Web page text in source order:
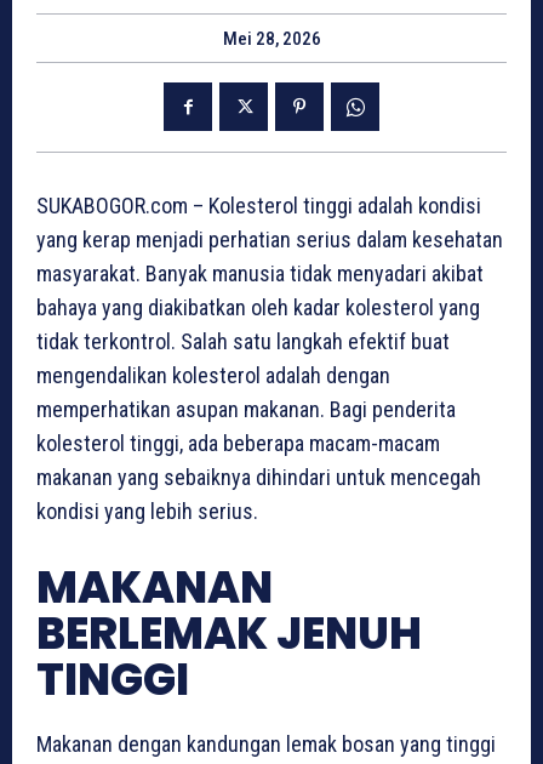
Mei 28, 2026
SUKABOGOR.com – Kolesterol tinggi adalah kondisi
yang kerap menjadi perhatian serius dalam kesehatan
masyarakat. Banyak manusia tidak menyadari akibat
bahaya yang diakibatkan oleh kadar kolesterol yang
tidak terkontrol. Salah satu langkah efektif buat
mengendalikan kolesterol adalah dengan
memperhatikan asupan makanan. Bagi penderita
kolesterol tinggi, ada beberapa macam-macam
makanan yang sebaiknya dihindari untuk mencegah
kondisi yang lebih serius.
MAKANAN
BERLEMAK JENUH
TINGGI
Makanan dengan kandungan lemak bosan yang tinggi